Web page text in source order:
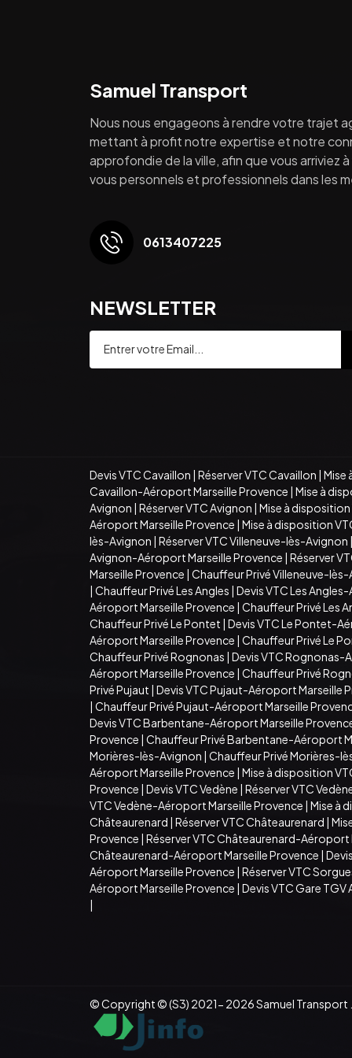
Samuel Transport
Nous nous engageons à rendre votre trajet
mettant à profit notre expertise et notre
approfondie de la ville, afin que vous arriviez
vous personnels et professionnels dans les
0613407225
NEWSLETTER
Devis VTC Cavaillon | Réserver VTC Cavaillon | Mise
Cavaillon-Aéroport Marseille Provence | Mise à
Avignon | Réserver VTC Avignon | Mise à
Aéroport Marseille Provence | Mise à disposition
lès-Avignon | Réserver VTC Villeneuve-lès-Avignon |
Avignon-Aéroport Marseille Provence | Réserver
Marseille Provence | Chauffeur Privé Villeneuve-
| Chauffeur Privé Les Angles | Devis VTC Les
Aéroport Marseille Provence | Chauffeur Privé Les
Chauffeur Privé Le Pontet | Devis VTC Le Pontet-
Aéroport Marseille Provence | Chauffeur Privé Le
Chauffeur Privé Rognonas | Devis VTC Rognonas-
Aéroport Marseille Provence | Chauffeur Privé
Privé Pujaut | Devis VTC Pujaut-Aéroport Marseille
| Chauffeur Privé Pujaut-Aéroport Marseille
Devis VTC Barbentane-Aéroport Marseille
Provence | Chauffeur Privé Barbentane-Aéroport
Morières-lès-Avignon | Chauffeur Privé Morières-
Aéroport Marseille Provence | Mise à disposition
Provence | Devis VTC Vedène | Réserver VTC
VTC Vedène-Aéroport Marseille Provence | Mise à
Châteaurenard | Réserver VTC Châteaurenard |
Provence | Réserver VTC Châteaurenard-Aéroport
Châteaurenard-Aéroport Marseille Provence |
Aéroport Marseille Provence | Réserver VTC
Aéroport Marseille Provence | Devis VTC Gare TGV
|
© Copyright © (S3) 2021- 2026 Samuel Transport